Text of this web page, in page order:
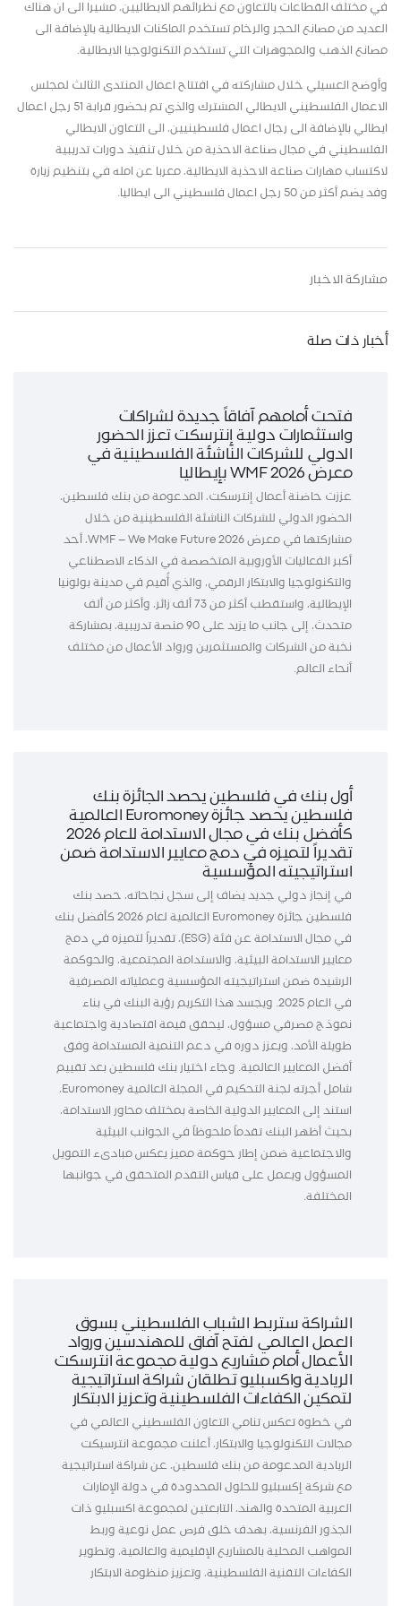
في مختلف القطاعات بالتعاون مع نظرائهم الايطاليين، مشيرا الى ان هناك
العديد من مصانع الحجر والرخام تستخدم الماكنات الايطالية بالإضافة الى
مصانع الذهب والمجوهرات التي تستخدم التكنولوجيا الايطالية.
وأوضح العسيلي خلال مشاركته في افتتاح اعمال المنتدى الثالث لمجلس
الاعمال الفلسطيني الايطالي المشترك والذي تم بحضور قرابة 51 رجل اعمال
ايطالي بالإضافة الى رجال اعمال فلسطينيين، الى التعاون الايطالي
الفلسطيني في مجال صناعة الاحذية من خلال تنفيذ دورات تدريبية
لاكتساب مهارات صناعة الاحذية الايطالية، معربا عن امله في بتنظيم زيارة
وفد يضم أكثر من 50 رجل اعمال فلسطيني الى ايطاليا.
مشاركة الاخبار
أخبار ذات صلة
فتحت أمامهم آفاقاً جديدة لشراكات
واستثمارات دولية إنترسكت تعزز الحضور
الدولي للشركات الناشئة الفلسطينية في
معرض WMF 2026 بإيطاليا
عززت حاضنة أعمال إنترسكت، المدعومة من بنك فلسطين،
الحضور الدولي للشركات الناشئة الفلسطينية من خلال
مشاركتها في معرض WMF – We Make Future 2026، أحد
أكبر الفعاليات الأوروبية المتخصصة في الذكاء الاصطناعي
والتكنولوجيا والابتكار الرقمي، والذي أُقيم في مدينة بولونيا
الإيطالية، واستقطب أكثر من 73 ألف زائر، وأكثر من ألف
متحدث، إلى جانب ما يزيد على 90 منصة تدريبية، بمشاركة
نخبة من الشركات والمستثمرين ورواد الأعمال من مختلف
أنحاء العالم.
أول بنك في فلسطين يحصد الجائزة بنك
فلسطين يحصد جائزة Euromoney العالمية
كأفضل بنك في مجال الاستدامة للعام 2026
تقديراً لتميزه في دمج معايير الاستدامة ضمن
استراتيجيته المؤسسية
في إنجاز دولي جديد يضاف إلى سجل نجاحاته، حصد بنك
فلسطين جائزة Euromoney العالمية لعام 2026 كأفضل بنك
في مجال الاستدامة عن فئة (ESG)، تقديراً لتميزه في دمج
معايير الاستدامة البيئية، والاستدامة المجتمعية، والحوكمة
الرشيدة ضمن استراتيجيته المؤسسية وعملياته المصرفية
في العام 2025. ويجسد هذا التكريم رؤية البنك في بناء
نموذج مصرفي مسؤول، ليحقق قيمة اقتصادية واجتماعية
طويلة الأمد، ويعزز دوره في دعم التنمية المستدامة وفق
أفضل المعايير العالمية. وجاء اختيار بنك فلسطين بعد تقييم
شامل أجرته لجنة التحكيم في المجلة العالمية Euromoney،
استند إلى المعايير الدولية الخاصة بمختلف محاور الاستدامة،
بحيث أظهر البنك تقدماً ملحوظاً في الجوانب البيئية
والاجتماعية ضمن إطار حوكمة مميز يعكس مبادىء التمويل
المسؤول ويعمل على قياس التقدم المتحقق في جوانبها
المختلفة.
الشراكة ستربط الشباب الفلسطيني بسوق
العمل العالمي لفتح آفاق للمهندسين ورواد
الأعمال أمام مشاريع دولية مجموعة انترسكت
الريادية واكسبليو تطلقان شراكة استراتيجية
لتمكين الكفاءات الفلسطينية وتعزيز الابتكار
في خطوة تعكس تنامي التعاون الفلسطيني العالمي في
مجالات التكنولوجيا والابتكار، أعلنت مجموعة انترسيكت
الريادية المدعومة من بنك فلسطين، عن شراكة استراتيجية
مع شركة إكسبليو للحلول المحدودة في دولة الإمارات
العربية المتحدة والهند، التابعتين لمجموعة اكسبليو ذات
الجذور الفرنسية، بهدف خلق فرص عمل نوعية وربط
المواهب المحلية بالمشاريع الإقليمية والعالمية، وتطوير
الكفاءات التقنية الفلسطينية، وتعزيز منظومة الابتكار